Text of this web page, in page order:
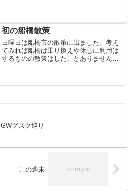
初の船橋散策
日曜日は船橋市の散策に出ました。考え
てみれば船橋は乗り換えや休憩に利用は
するものの散策はしたことありませんで
GWグスク巡り
この週末